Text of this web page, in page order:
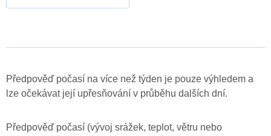
Předpověď počasí na více než týden je pouze výhledem a
lze očekávat její upřesňování v průběhu dalších dní.
Předpověď počasí (vývoj srážek, teplot, větru nebo